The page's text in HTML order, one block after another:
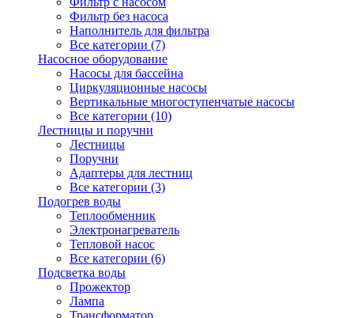
Фильтр без насоса
Наполнитель для фильтра
Все категории (7)
Насосное оборудование
Насосы для бассейна
Циркуляционные насосы
Вертикальные многоступенчатые насосы
Все категории (10)
Лестницы и поручни
Лестницы
Поручни
Адаптеры для лестниц
Все категории (3)
Подогрев воды
Теплообменник
Электронагреватель
Тепловой насос
Все категории (6)
Подсветка воды
Прожектор
Лампа
Трансформатор